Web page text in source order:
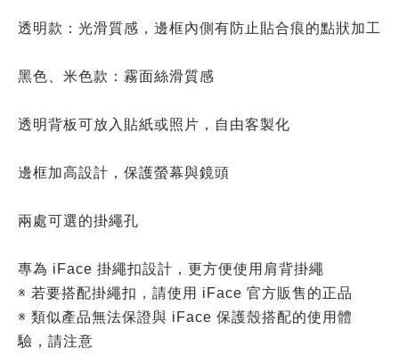
透明款：光滑質感，邊框內側有防止貼合痕的點狀加工
黑色、米色款：霧面絲滑質感
透明背板可放入貼紙或照片，自由客製化
邊框加高設計，保護螢幕與鏡頭
兩處可選的掛繩孔
專為 iFace 掛繩扣設計，更方便使用肩背掛繩
※ 若要搭配掛繩扣，請使用 iFace 官方販售的正品
※ 類似產品無法保證與 iFace 保護殼搭配的使用體
驗，請注意